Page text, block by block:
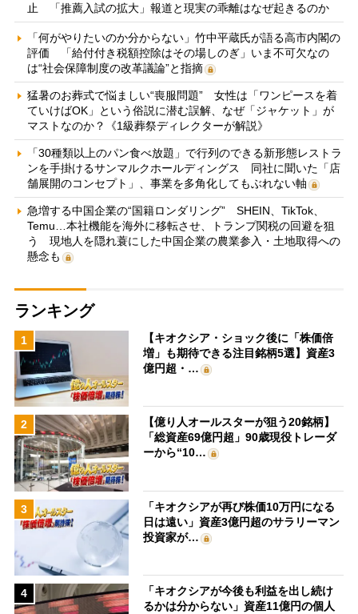
止 「推薦入試の拡大」報道と現実の乖離はなぜ起きるのか
「何がやりたいのか分からない」竹中平蔵氏が語る高市内閣の
評価 「給付付き税額控除はその場しのぎ」いま不可欠なの
は“社会保障制度の改革議論”と指摘
猛暑のお葬式で悩ましい“喪服問題” 女性は「ワンピースを着
ていけばOK」という俗説に潜む誤解、なぜ「ジャケット」が
マストなのか？《1級葬祭ディレクターが解説》
「30種類以上のパン食べ放題」で行列のできる新形態レストラ
ンを手掛けるサンマルクホールディングス 同社に聞いた「店
舗展開のコンセプト」、事業を多角化してもぶれない軸
急増する中国企業の“国籍ロンダリング” SHEIN、TikTok、
Temu…本社機能を海外に移転させ、トランプ関税の回避を狙
う 現地人を隠れ蓑にした中国企業の農業参入・土地取得への
懸念も
ランキング
1
【キオクシア・ショック後に「株価倍
増」も期待できる注目銘柄5選】資産3
億円超・…
2
【億り人オールスターが狙う20銘柄】
「総資産69億円超」90歳現役トレーダ
ーから“10…
3
「キオクシアが再び株価10万円になる
日は遠い」資産3億円超のサラリーマン
投資家が…
4
「キオクシアが今後も利益を出し続け
るかは分からない」資産11億円の個人